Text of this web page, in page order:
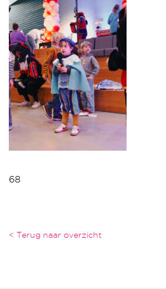
68
< Terug naar overzicht